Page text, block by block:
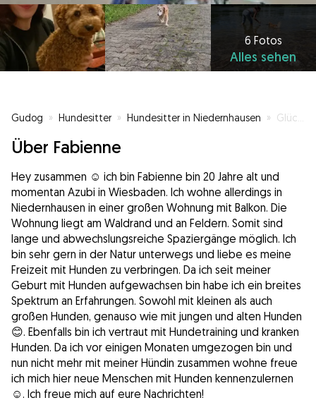
6 Fotos
Alles sehen
Gudog » Hundesitter » Hundesitter in Niedernhausen » Glückliche Hunde - glückliche Menschen
Über Fabienne
Hey zusammen ☺️ ich bin Fabienne bin 20 Jahre alt und
momentan Azubi in Wiesbaden. Ich wohne allerdings in
Niedernhausen in einer großen Wohnung mit Balkon. Die
Wohnung liegt am Waldrand und an Feldern. Somit sind
lange und abwechslungsreiche Spaziergänge möglich. Ich
bin sehr gern in der Natur unterwegs und liebe es meine
Freizeit mit Hunden zu verbringen. Da ich seit meiner
Geburt mit Hunden aufgewachsen bin habe ich ein breites
Spektrum an Erfahrungen. Sowohl mit kleinen als auch
großen Hunden, genauso wie mit jungen und alten Hunden
😊. Ebenfalls bin ich vertraut mit Hundetraining und kranken
Hunden. Da ich vor einigen Monaten umgezogen bin und
nun nicht mehr mit meiner Hündin zusammen wohne freue
ich mich hier neue Menschen mit Hunden kennenzulernen
☺️. Ich freue mich auf eure Nachrichten!